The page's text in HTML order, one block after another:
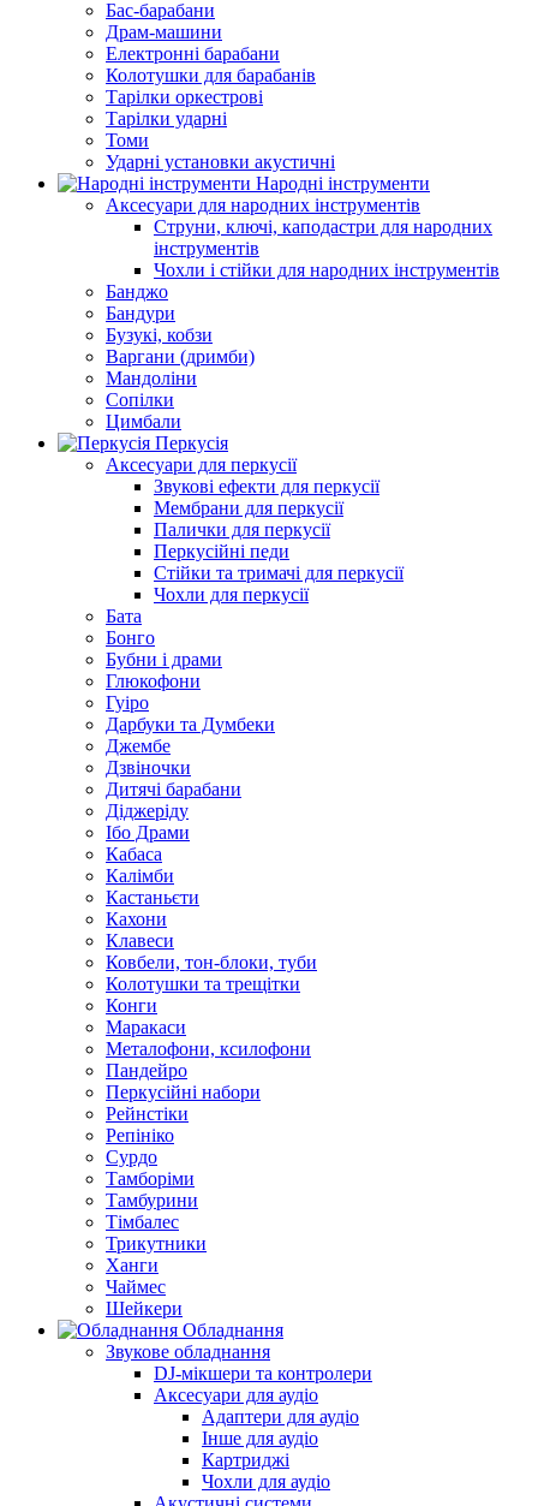
Бас-барабани
Драм-машини
Електронні барабани
Колотушки для барабанів
Тарілки оркестрові
Тарілки ударні
Томи
Ударні установки акустичні
Народні інструменти
Аксесуари для народних інструментів
Струни, ключі, каподастри для народних
інструментів
Чохли і стійки для народних інструментів
Банджо
Бандури
Бузукі, кобзи
Варгани (дримби)
Мандоліни
Сопілки
Цимбали
Перкусія
Аксесуари для перкусії
Звукові ефекти для перкусії
Мембрани для перкусії
Палички для перкусії
Перкусійні педи
Стійки та тримачі для перкусії
Чохли для перкусії
Бата
Бонго
Бубни і драми
Глюкофони
Гуіро
Дарбуки та Думбеки
Джембе
Дзвіночки
Дитячі барабани
Діджеріду
Ібо Драми
Кабаса
Калімби
Кастаньєти
Кахони
Клавеси
Ковбели, тон-блоки, туби
Колотушки та трещітки
Конги
Маракаси
Металофони, ксилофони
Пандейро
Перкусійні набори
Рейнстіки
Репініко
Сурдо
Тамборіми
Тамбурини
Тімбалес
Трикутники
Ханги
Чаймес
Шейкери
Обладнання
Звукове обладнання
DJ-мікшери та контролери
Аксесуари для аудіо
Адаптери для аудіо
Інше для аудіо
Картриджі
Чохли для аудіо